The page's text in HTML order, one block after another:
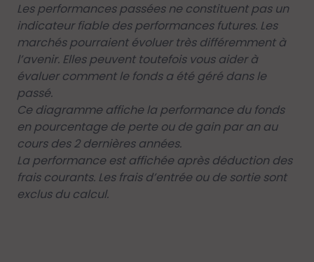
Les performances passées ne constituent pas un
indicateur fiable des performances futures. Les
marchés pourraient évoluer très différemment à
l’avenir. Elles peuvent toutefois vous aider à
évaluer comment le fonds a été géré dans le
passé.
Ce diagramme affiche la performance du fonds
en pourcentage de perte ou de gain par an au
cours des 2 dernières années.
La performance est affichée après déduction des
frais courants. Les frais d’entrée ou de sortie sont
exclus du calcul.